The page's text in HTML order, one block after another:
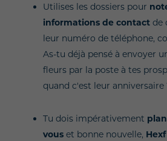
Utilises les dossiers pour
informations de contactde
leur numéro de téléphone,
As-tu déjà pensé à envoyer
fleurs par la poste à tes
quand c'est leur anniversaire
Tu dois impérativement
vouset bonne nouvelle,